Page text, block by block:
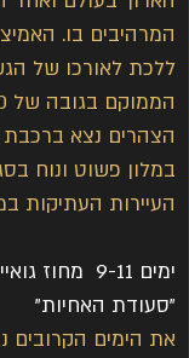
המרהיבים בו.
הצהרים נצא ברכבת
במלון פשוט ונוח
העיירות העתיקות
ימים 9-11
"סעודת האחיות"
את הימים הקרובים